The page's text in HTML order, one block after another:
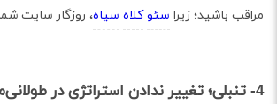
مراقب باشید؛ زیرا سئو کلاه سیاه، روزگار سایت
4- تنبلی؛ تغییر ندادن استراتژی در